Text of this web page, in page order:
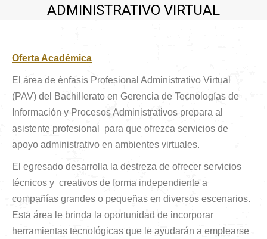
ADMINISTRATIVO VIRTUAL
Oferta Académica
El área de énfasis Profesional Administrativo Virtual
(PAV) del Bachillerato en Gerencia de Tecnologías de
Información y Procesos Administrativos prepara al
asistente profesional para que ofrezca servicios de
apoyo administrativo en ambientes virtuales.
El egresado desarrolla la destreza de ofrecer servicios
técnicos y creativos de forma independiente a
compañías grandes o pequeñas en diversos escenarios.
Esta área le brinda la oportunidad de incorporar
herramientas tecnológicas que le ayudarán a emplearse